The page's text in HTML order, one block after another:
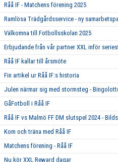
Råå IF - Matchens förening 2025
Ramlösa Trädgårdsservice - ny
Välkomna till Fotbollsskolan 2025
Erbjudande från vår partner XXL inför
Råå IF kallar till årsmöte
Fin artikel ur Råå IF:s historia
Julen närmar sig med stormsteg -
GåFotboll i Råå IF
Råå IF vs Malmö FF DM slutspel 2024 -
Kom och träna med Råå IF
Matchens förening - Råå IF
Nu kör XXL Reward dagar